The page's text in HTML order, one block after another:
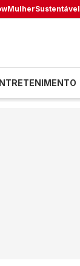
MulherSustentável